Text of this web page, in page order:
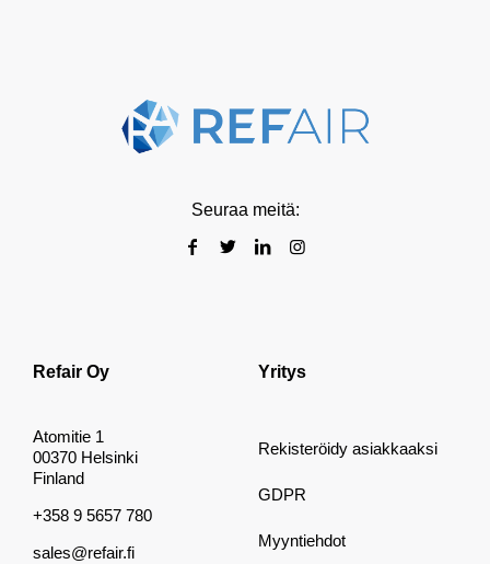
Seuraa meitä:
Refair Oy
Atomitie 1
00370 Helsinki
Finland
+358 9 5657 780
sales@refair.fi
Yritys
Rekisteröidy asiakkaaksi
GDPR
Myyntiehdot